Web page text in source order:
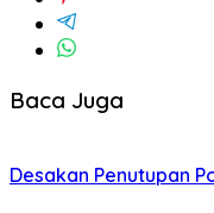
Baca Juga
Desakan Penutupan